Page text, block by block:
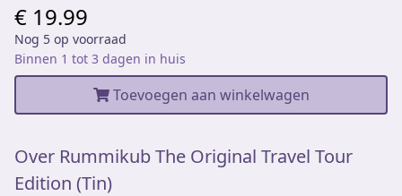
€ 19.99
Nog 5 op voorraad
Binnen 1 tot 3 dagen in huis
Toevoegen aan winkelwagen
Over Rummikub The Original Travel Tour
Edition (Tin)